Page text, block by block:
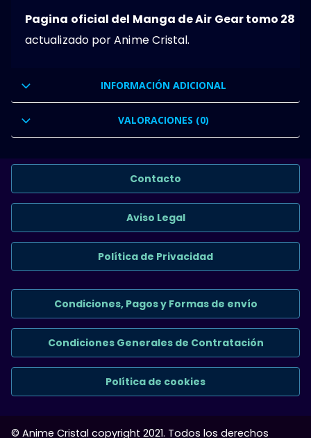
Pagina oficial del Manga de Air Gear tomo 28
actualizado por Anime Cristal.
INFORMACIÓN ADICIONAL
VALORACIONES (0)
Contacto
Aviso Legal
Política de Privacidad
Condiciones, Pagos y Formas de envío
Condiciones Generales de Contratación
Política de cookies
© Anime Cristal copyright 2021. Todos los derechos